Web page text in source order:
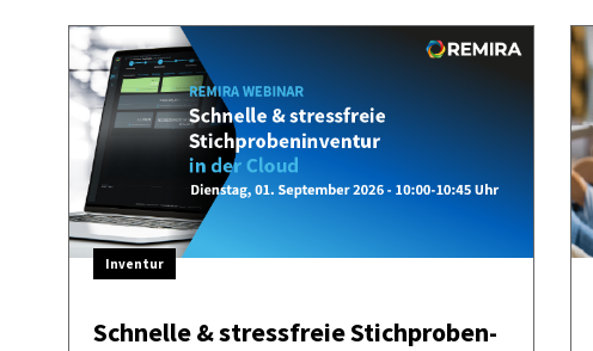
Inventur
Schnelle & stressfreie Stichproben­